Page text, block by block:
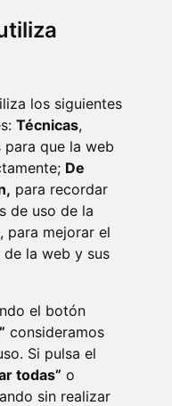
los siguientes
Técnicas,
que la web
De
para recordar
de uso de la
, para mejorar el
la web y sus
el botón
consideramos
Si pulsa el
todas” o
sin realizar
- ARAGÓN (ESPAÑA)
·
DATOS